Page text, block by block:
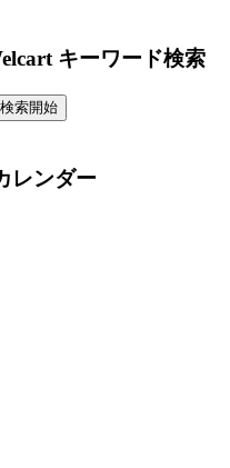
キーワード検索
レンダー